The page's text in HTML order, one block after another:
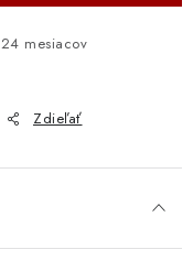
24 mesiacov
Zdieľať